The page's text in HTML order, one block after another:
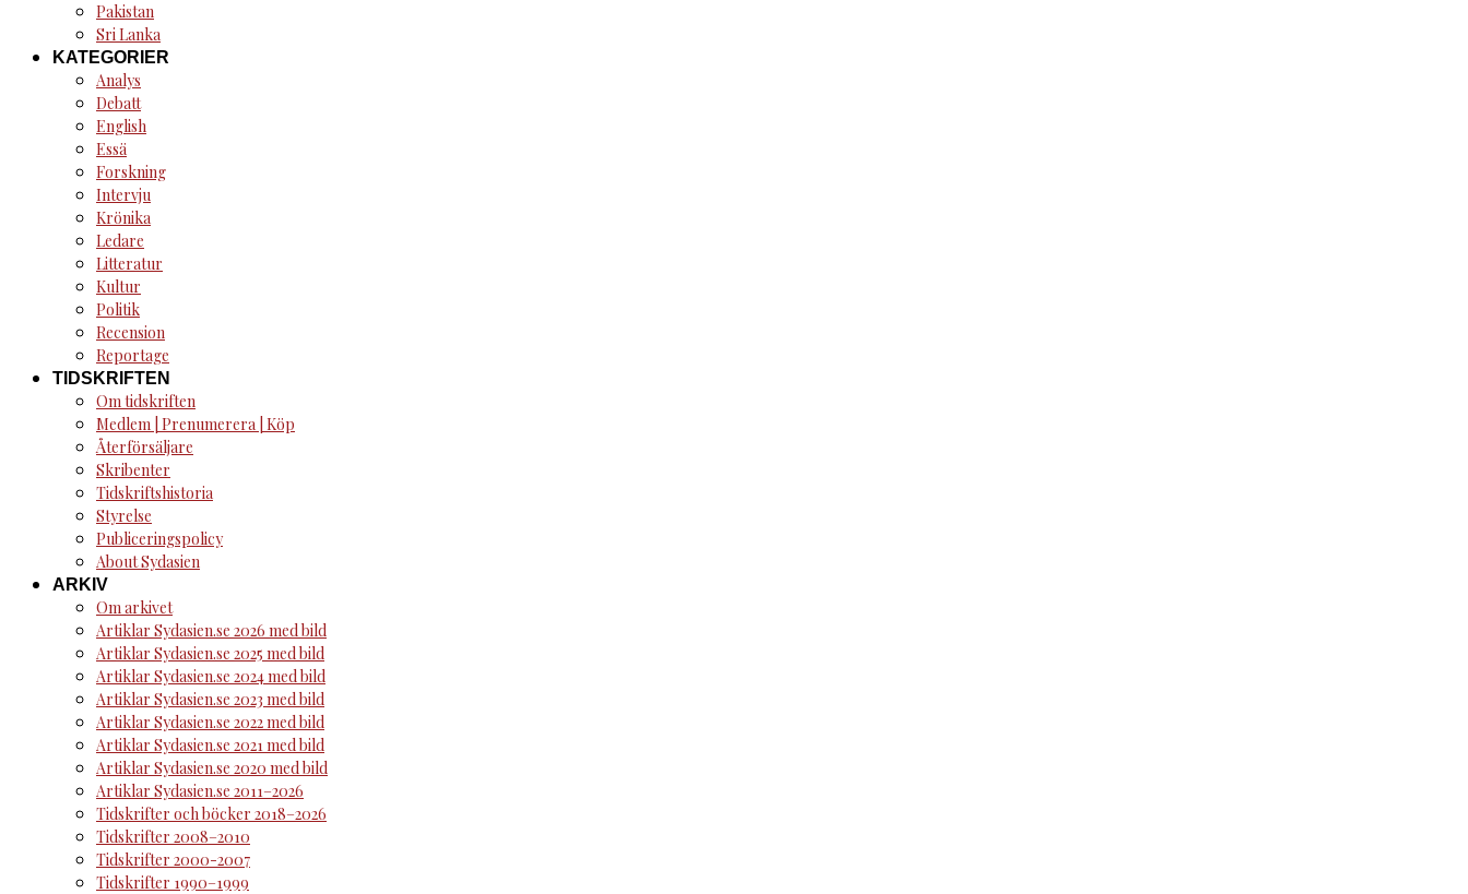
Pakistan
Sri Lanka
KATEGORIER
Analys
Debatt
English
Essä
Forskning
Intervju
Krönika
Ledare
Litteratur
Kultur
Politik
Recension
Reportage
TIDSKRIFTEN
Om tidskriften
Medlem | Prenumerera | Köp
Återförsäljare
Skribenter
Tidskriftshistoria
Styrelse
Publiceringspolicy
About Sydasien
ARKIV
Om arkivet
Artiklar Sydasien.se 2026 med bild
Artiklar Sydasien.se 2025 med bild
Artiklar Sydasien.se 2024 med bild
Artiklar Sydasien.se 2023 med bild
Artiklar Sydasien.se 2022 med bild
Artiklar Sydasien.se 2021 med bild
Artiklar Sydasien.se 2020 med bild
Artiklar Sydasien.se 2011–2026
Tidskrifter och böcker 2018–2026
Tidskrifter 2008–2010
Tidskrifter 2000-2007
Tidskrifter 1990–1999